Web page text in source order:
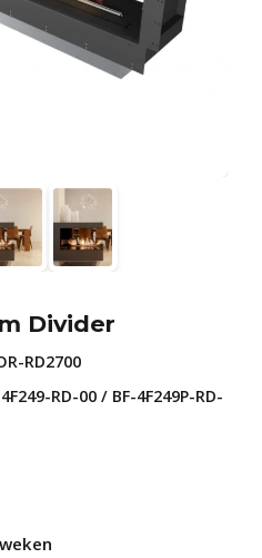
Divider
RD2700
RD-00 / BF-4F249P-RD-